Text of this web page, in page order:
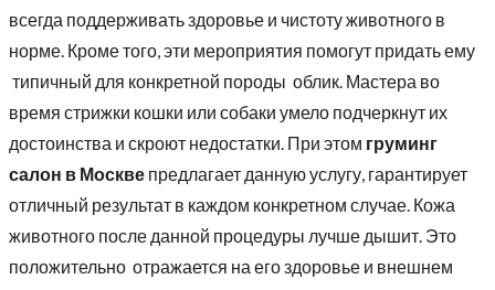
всегда поддерживать здоровье и чистоту животного в
норме. Кроме того, эти мероприятия помогут придать ему
типичный для конкретной породы облик. Мастера во
время стрижки кошки или собаки умело подчеркнут их
достоинства и скроют недостатки. При этом груминг
салон в Москве предлагает данную услугу, гарантирует
отличный результат в каждом конкретном случае. Кожа
животного после данной процедуры лучше дышит. Это
положительно отражается на его здоровье и внешнем